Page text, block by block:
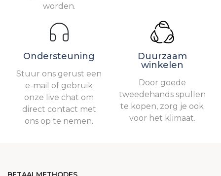
worden.
Ondersteuning
Stuur ons gerust een
e-mail of gebruik
onze live chat om
direct contact met
ons op te nemen.
Duurzaam
winkelen
Door goede
tweedehands spullen
te kopen, zorg je ook
voor het klimaat.